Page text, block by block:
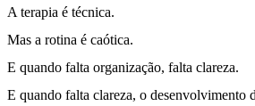
A terapia é técnica.
Mas a rotina é caótica.
E quando falta organização, falta clareza.
E quando falta clareza, o desenvolvimento